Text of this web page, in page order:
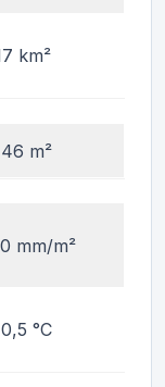
km²
m²
mm/m²
°C